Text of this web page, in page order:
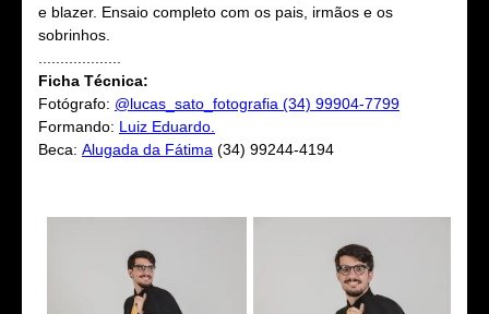
e blazer. Ensaio completo com os pais, irmãos e os
sobrinhos.
Ficha Técnica:
Fotógrafo: @lucas_sato_fotografia (34) 99904-7799
Formando: Luiz Eduardo.
Beca: Alugada da Fátima (34) 99244-4194